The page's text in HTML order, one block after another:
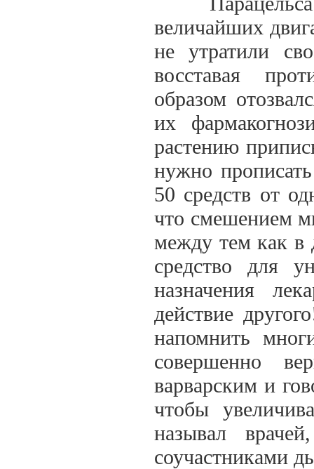
величайших
не утратили
восставая
образом
их
растению
нужно
50 средств от
что смешением
между тем как в
средство для
назначения
действие
напомнить
совершенно
варварским и
чтобы
называл
соучастниками